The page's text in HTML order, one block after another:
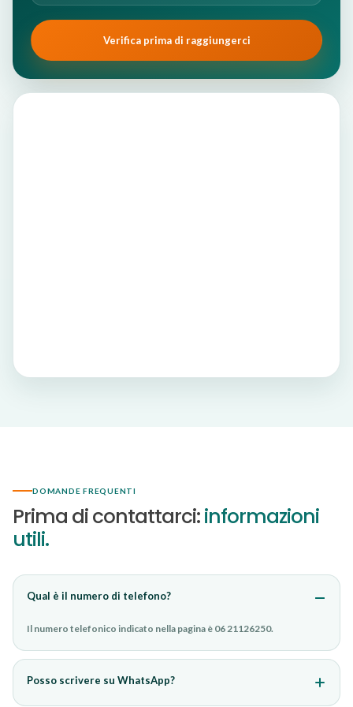
Verifica prima di raggiungerci
DOMANDE FREQUENTI
Prima di contattarci:informazioni
utili.
Qual è il numero di telefono?
Il numero telefonico indicato nella pagina è 06 21126250.
Posso scrivere su WhatsApp?